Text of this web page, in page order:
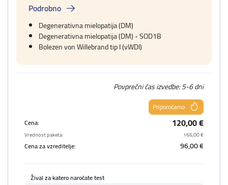
Podrobno
Degenerativna mielopatija (DM)
Degenerativna mielopatija (DM) - SOD1B
Bolezen von Willebrand tip I (vWDI)
Povprečni čas izvedbe: 5-6 dni
Priporočamo
Cena:
120,00 €
Vrednost paketa: 166,00 €
Cena za vzreditelje: 96,00 €
Žival za katero naročate test